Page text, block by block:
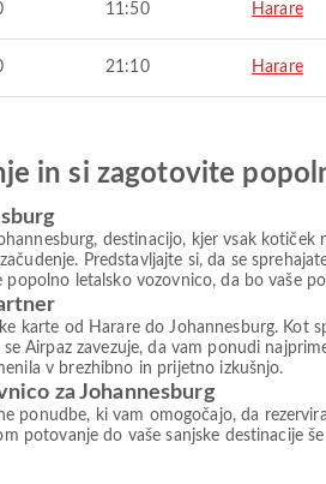
11:50 Harare
21:10 Harare
in si zagotovite
destinacijo, kjer vsak
Predstavljajte si, da se
letalsko vozovnico, da bo vaše
karte od Harare do Johannesburg.
Airpaz zavezuje, da vam ponudi
v brezhibno in prijetno izkušnjo.
za Johannesburg
ponudbe, ki vam omogočajo, da
potovanje do vaše sanjske destinacije